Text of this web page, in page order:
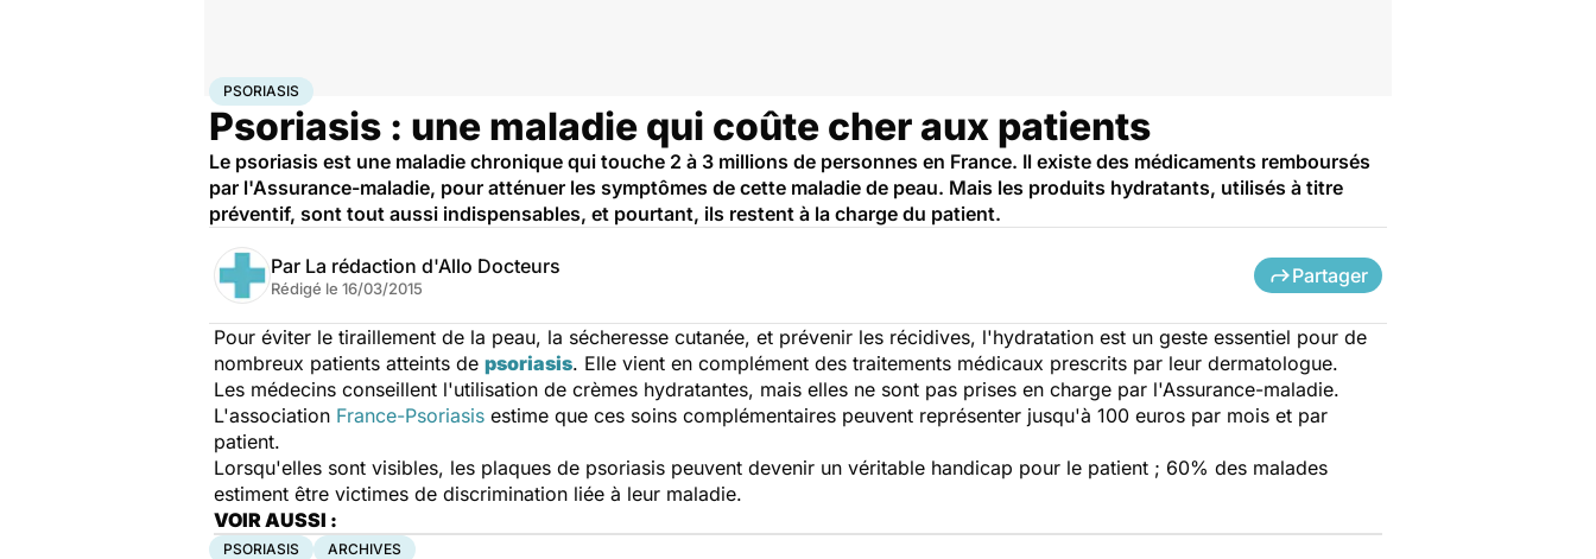
AccueilSanté Psoriasis
PSORIASIS
Psoriasis : une maladie qui coûte cher aux patients
Le psoriasis est une maladie chronique qui touche 2 à 3 millions de personnes en France. Il existe des médicaments remboursés
par l'Assurance-maladie, pour atténuer les symptômes de cette maladie de peau. Mais les produits hydratants, utilisés à titre
préventif, sont tout aussi indispensables, et pourtant, ils restent à la charge du patient.
Par La rédaction d'Allo Docteurs
Rédigé le 16/03/2015
Partager
Pour éviter le tiraillement de la peau, la sécheresse cutanée, et prévenir les récidives, l'hydratation est un geste essentiel pour de
nombreux patients atteints de psoriasis. Elle vient en complément des traitements médicaux prescrits par leur dermatologue.
Les médecins conseillent l'utilisation de crèmes hydratantes, mais elles ne sont pas prises en charge par l'Assurance-maladie.
L'association France-Psoriasis estime que ces soins complémentaires peuvent représenter jusqu'à 100 euros par mois et par
patient.
Lorsqu'elles sont visibles, les plaques de psoriasis peuvent devenir un véritable handicap pour le patient ; 60% des malades
estiment être victimes de discrimination liée à leur maladie.
VOIR AUSSI :
PSORIASIS ARCHIVES